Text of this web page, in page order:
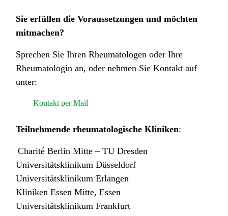
Sie erfüllen die Voraussetzungen und möchten
mitmachen?
Sprechen Sie Ihren Rheumatologen oder Ihre
Rheumatologin an, oder nehmen Sie Kontakt auf
unter:
Kontakt per Mail
Teilnehmende rheumatologische Kliniken:
Charité Berlin Mitte – TU Dresden
Universitätsklinikum Düsseldorf
Universitätsklinikum Erlangen
Kliniken Essen Mitte, Essen
Universitätsklinikum Frankfurt